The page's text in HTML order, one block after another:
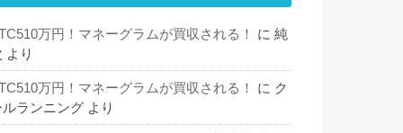
万円！マネーグラムが買収される！ に 純
より
万円！マネーグラムが買収される！ に ク
ルランニング より